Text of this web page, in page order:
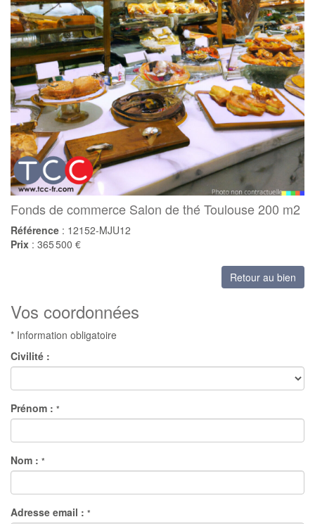
Fonds de commerce Salon de thé Toulouse 200 m2
Référence : 12152-MJU12
Prix : 365 500 €
Retour au bien
Vos coordonnées
* Information obligatoire
Civilité :
Prénom : *
Nom : *
Adresse email : *